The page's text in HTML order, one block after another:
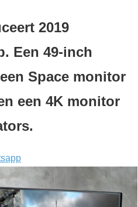
2019
Een 49-inch
Space monitor
een 4K monitor